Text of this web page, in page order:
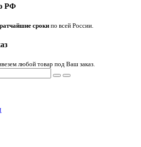
РФ
сроки по всей России.
любой товар под Ваш заказ.